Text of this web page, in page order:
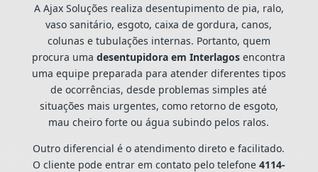
A Ajax Soluções realiza desentupimento de pia, ralo,
vaso sanitário, esgoto, caixa de gordura, canos,
colunas e tubulações internas. Portanto, quem
procura umadesentupidora em Interlagos encontra
uma equipe preparada para atender diferentes tipos
de ocorrências, desde problemas simples até
situações mais urgentes, como retorno de esgoto,
mau cheiro forte ou água subindo pelos ralos.
Outro diferencial é o atendimento direto e facilitado.
O cliente pode entrar em contato pelo telefone 4114-